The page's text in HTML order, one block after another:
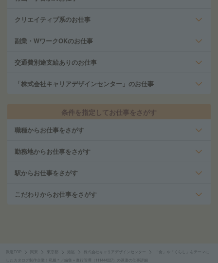
クリエイティブ系のお仕事
副業・WワークOKのお仕事
交通費別途支給ありのお仕事
「株式会社キャリアデザインセンター」のお仕事
条件を指定してお仕事をさがす
職種からお仕事をさがす
勤務地からお仕事をさがす
駅からお仕事をさがす
こだわりからお仕事をさがす
派遣TOP 東京都 港区 株式会社キャリアデザインセンター
「食」や「くらし」をテーマに
したカタログ制作企業！私服＊／編集＋進行管理（111444227）の派遣の仕事詳細